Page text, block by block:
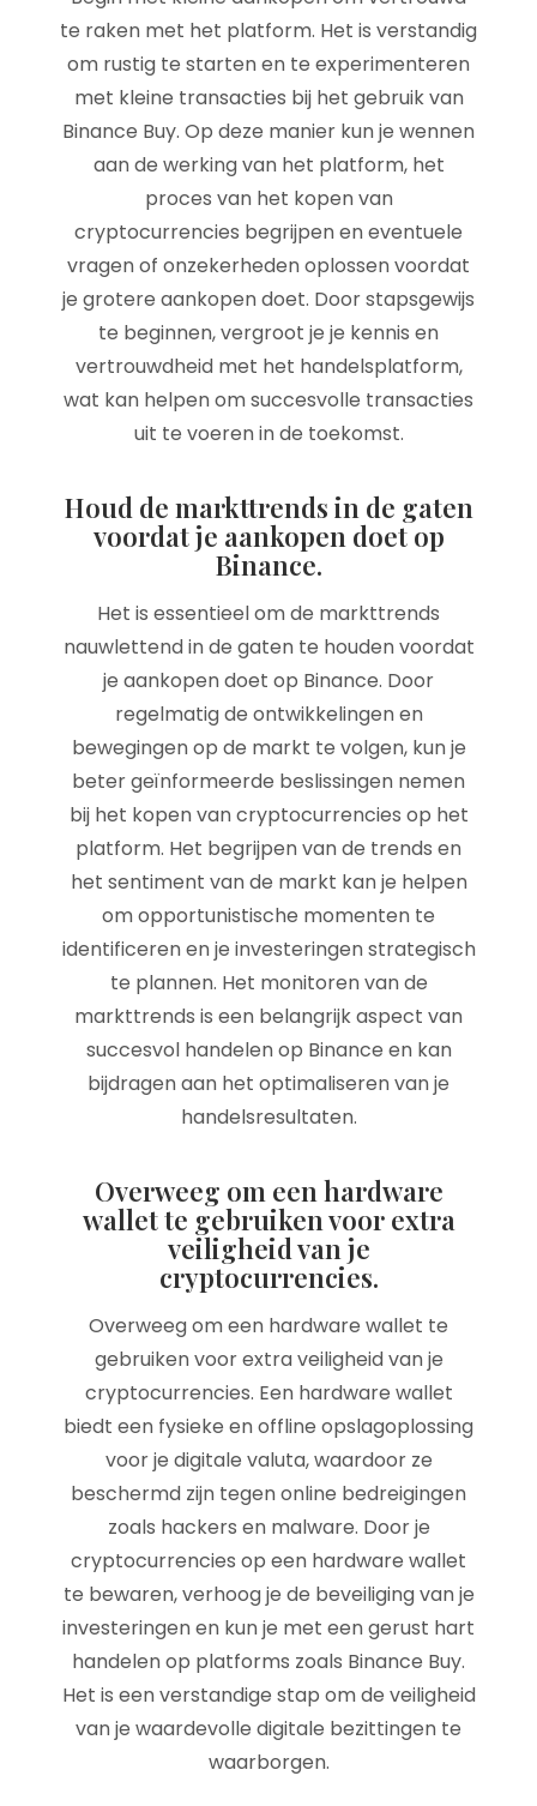
te raken met het platform. Het is verstandig
om rustig te starten en te experimenteren
met kleine transacties bij het gebruik van
Binance Buy. Op deze manier kun je wennen
aan de werking van het platform, het
proces van het kopen van
cryptocurrencies begrijpen en eventuele
vragen of onzekerheden oplossen voordat
je grotere aankopen doet. Door stapsgewijs
te beginnen, vergroot je je kennis en
vertrouwdheid met het handelsplatform,
wat kan helpen om succesvolle transacties
uit te voeren in de toekomst.
Houd de markttrends in de gaten
voordat je aankopen doet op
Binance.
Het is essentieel om de markttrends
nauwlettend in de gaten te houden voordat
je aankopen doet op Binance. Door
regelmatig de ontwikkelingen en
bewegingen op de markt te volgen, kun je
beter geïnformeerde beslissingen nemen
bij het kopen van cryptocurrencies op het
platform. Het begrijpen van de trends en
het sentiment van de markt kan je helpen
om opportunistische momenten te
identificeren en je investeringen strategisch
te plannen. Het monitoren van de
markttrends is een belangrijk aspect van
succesvol handelen op Binance en kan
bijdragen aan het optimaliseren van je
handelsresultaten.
Overweeg om een hardware
wallet te gebruiken voor extra
veiligheid van je
cryptocurrencies.
Overweeg om een hardware wallet te
gebruiken voor extra veiligheid van je
cryptocurrencies. Een hardware wallet
biedt een fysieke en offline opslagoplossing
voor je digitale valuta, waardoor ze
beschermd zijn tegen online bedreigingen
zoals hackers en malware. Door je
cryptocurrencies op een hardware wallet
te bewaren, verhoog je de beveiliging van je
investeringen en kun je met een gerust hart
handelen op platforms zoals Binance Buy.
Het is een verstandige stap om de veiligheid
van je waardevolle digitale bezittingen te
waarborgen.